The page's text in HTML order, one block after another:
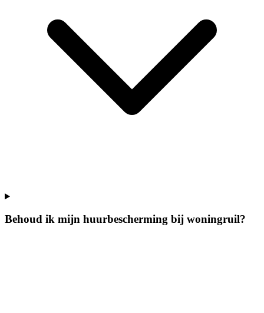
Behoud ik mijn huurbescherming bij woningruil?